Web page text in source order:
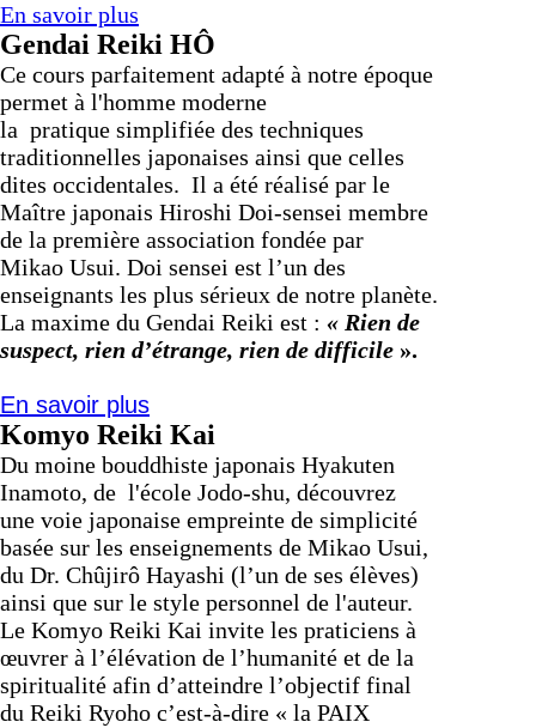
En savoir plus
Gendai Reiki HÔ
Ce cours parfaitement adapté à notre époque
permet à l'homme moderne
la pratique simplifiée des techniques
traditionnelles japonaises ainsi que celles
dites occidentales. Il a été réalisé par le
Maître japonais Hiroshi Doi-sensei membre
de la première association fondée par
Mikao Usui. Doi sensei est l’un des
enseignants les plus sérieux de notre planète.
La maxime du Gendai Reiki est : « Rien de
suspect, rien d’étrange, rien de difficile ».
En savoir plus
Komyo Reiki Kai
Du moine bouddhiste japonais Hyakuten
Inamoto, de l'école Jodo-shu, découvrez
une voie japonaise empreinte de simplicité
basée sur les enseignements de Mikao Usui,
du Dr. Chûjirô Hayashi (l’un de ses élèves)
ainsi que sur le style personnel de l'auteur.
Le Komyo Reiki Kai invite les praticiens à
œuvrer à l’élévation de l’humanité et de la
spiritualité afin d’atteindre l’objectif final
du Reiki Ryoho c’est-à-dire « la PAIX